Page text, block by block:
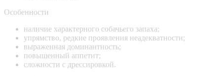
Особенности
наличие характерного собачьего запаха;
упрямство, редкие проявления неадекватности;
выраженная доминантность;
повышенный аппетит;
сложности с дрессировкой.